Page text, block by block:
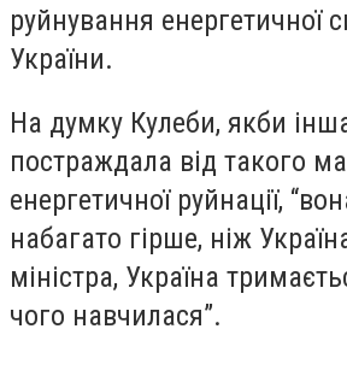
руйнування енергетичної
України.
На думку Кулеби, якби
постраждала від такого
енергетичної руйнації,
набагато гірше, ніж
міністра, Україна
чого навчилася”.